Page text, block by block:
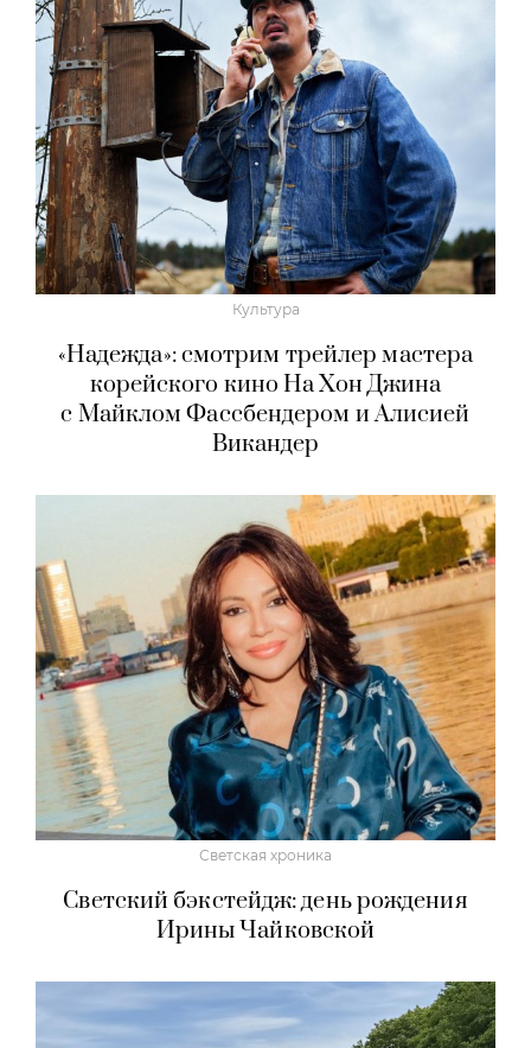
Культура
«Надежда»: смотрим трейлер мастера
корейского кино На Хон Джина
с Майклом Фассбендером и Алисией
Викандер
Светская хроника
Светский бэкстейдж: день рождения
Ирины Чайковской